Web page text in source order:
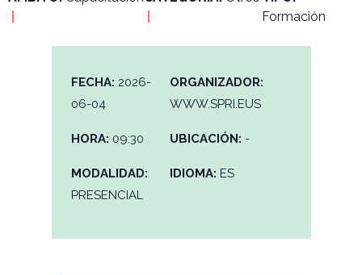
Formación
FECHA: 2026-
06-04
HORA: 09:30
MODALIDAD:
PRESENCIAL
ORGANIZADOR:
WWW.SPRI.EUS
UBICACIÓN: -
IDIOMA: ES